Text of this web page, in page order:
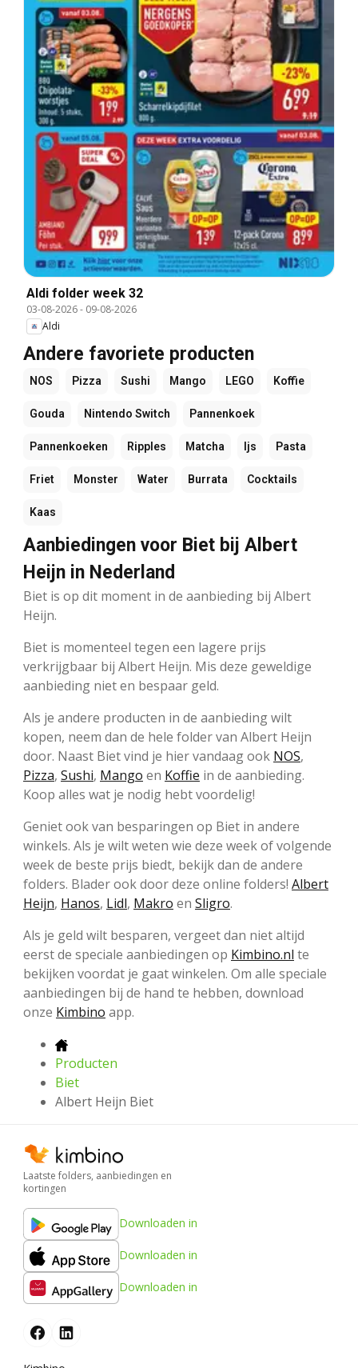
Aldi folder week 32
03-08-2026- 09-08-2026
Aldi
Andere favoriete producten
NOS Pizza Sushi Mango LEGO Koffie
Gouda Nintendo Switch Pannenkoek
Pannenkoeken Ripples Matcha Ijs Pasta
Friet Monster Water Burrata Cocktails
Kaas
Aanbiedingen voor Biet bij Albert
Heijn in Nederland
Biet is op dit moment in de aanbieding bij Albert
Heijn.
Biet is momenteel tegen een lagere prijs
verkrijgbaar bij Albert Heijn. Mis deze geweldige
aanbieding niet en bespaar geld.
Als je andere producten in de aanbieding wilt
kopen, neem dan de hele folder van Albert Heijn
door. Naast Biet vind je hier vandaag ook NOS,
Pizza, Sushi, Mango en Koffie in de aanbieding.
Koop alles wat je nodig hebt voordelig!
Geniet ook van besparingen op Biet in andere
winkels. Als je wilt weten wie deze week of volgende
week de beste prijs biedt, bekijk dan de andere
folders. Blader ook door deze online folders! Albert
Heijn, Hanos, Lidl, Makro en Sligro.
Als je geld wilt besparen, vergeet dan niet altijd
eerst de speciale aanbiedingen op Kimbino.nl te
bekijken voordat je gaat winkelen. Om alle speciale
aanbiedingen bij de hand te hebben, download
onze Kimbino app.
Producten
Biet
Albert Heijn Biet
Laatste folders, aanbiedingen en
kortingen
Downloaden in
Downloaden in
Downloaden in